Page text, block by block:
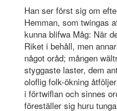
Han ser först sig om
Hemman, som twingas
kunna blifwa Måg: När
Riket i behåll, men
något oråd; mången
styggaste laster, dem
oloflig folk-ökning
i förtwiflan och sinnes
föreställer sig huru